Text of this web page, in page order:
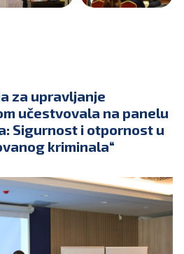
za upravljanje
učestvovala na panelu
Sigurnost i otpornost u
kriminala“